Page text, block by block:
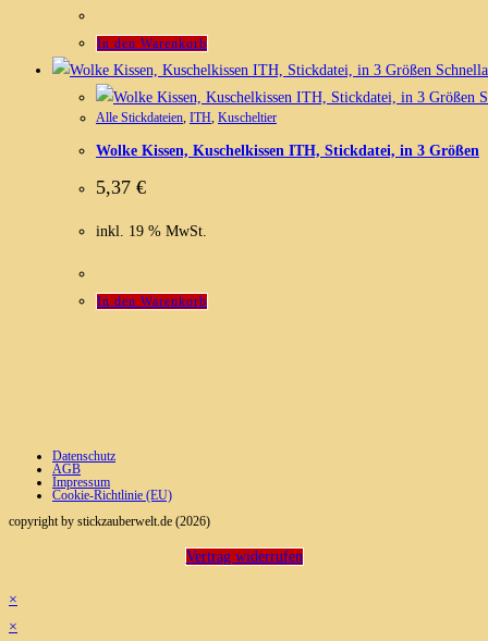
In den Warenkorb
Alle Stickdateien, ITH, Kuscheltier
Wolke Kissen, Kuschelkissen ITH, Stickdatei, in 3 Größen
5,37 €
inkl. 19 % MwSt.
In den Warenkorb
Datenschutz
AGB
Impressum
Cookie-Richtlinie (EU)
copyright by stickzauberwelt.de (2026)
Vertrag widerrufen
×
×